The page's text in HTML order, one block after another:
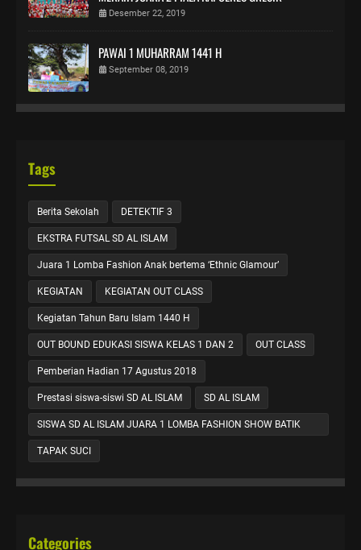
Desember 22, 2019
PAWAI 1 MUHARRAM 1441 H
September 08, 2019
Tags
Berita Sekolah DETEKTIF 3
EKSTRA FUTSAL SD AL ISLAM
Juara 1 Lomba Fashion Anak bertema ‘Ethnic Glamour’
KEGIATAN KEGIATAN OUT CLASS
Kegiatan Tahun Baru Islam 1440 H
OUT BOUND EDUKASI SISWA KELAS 1 DAN 2 OUT CLASS
Pemberian Hadian 17 Agustus 2018
Prestasi siswa-siswi SD AL ISLAM SD AL ISLAM
SISWA SD AL ISLAM JUARA 1 LOMBA FASHION SHOW BATIK
KHAS GRESIK
TAPAK SUCI
Categories